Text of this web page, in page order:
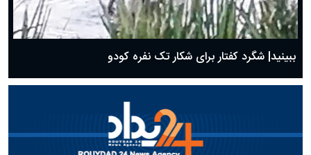
ببینید| شگرد کفتار برای شکار تک نفره کودو